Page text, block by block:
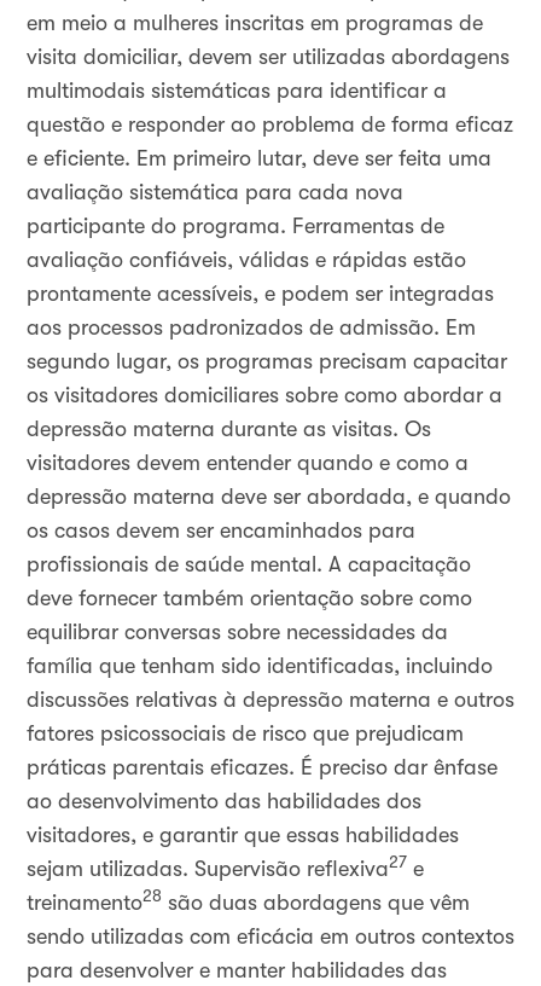
em meio a mulheres inscritas em programas de
visita domiciliar, devem ser utilizadas abordagens
multimodais sistemáticas para identificar a
questão e responder ao problema de forma eficaz
e eficiente. Em primeiro lutar, deve ser feita uma
avaliação sistemática para cada nova
participante do programa. Ferramentas de
avaliação confiáveis, válidas e rápidas estão
prontamente acessíveis, e podem ser integradas
aos processos padronizados de admissão. Em
segundo lugar, os programas precisam capacitar
os visitadores domiciliares sobre como abordar a
depressão materna durante as visitas. Os
visitadores devem entender quando e como a
depressão materna deve ser abordada, e quando
os casos devem ser encaminhados para
profissionais de saúde mental. A capacitação
deve fornecer também orientação sobre como
equilibrar conversas sobre necessidades da
família que tenham sido identificadas, incluindo
discussões relativas à depressão materna e outros
fatores psicossociais de risco que prejudicam
práticas parentais eficazes. É preciso dar ênfase
ao desenvolvimento das habilidades dos
visitadores, e garantir que essas habilidades
sejam utilizadas. Supervisão reflexiva27 e
treinamento28 são duas abordagens que vêm
sendo utilizadas com eficácia em outros contextos
para desenvolver e manter habilidades das